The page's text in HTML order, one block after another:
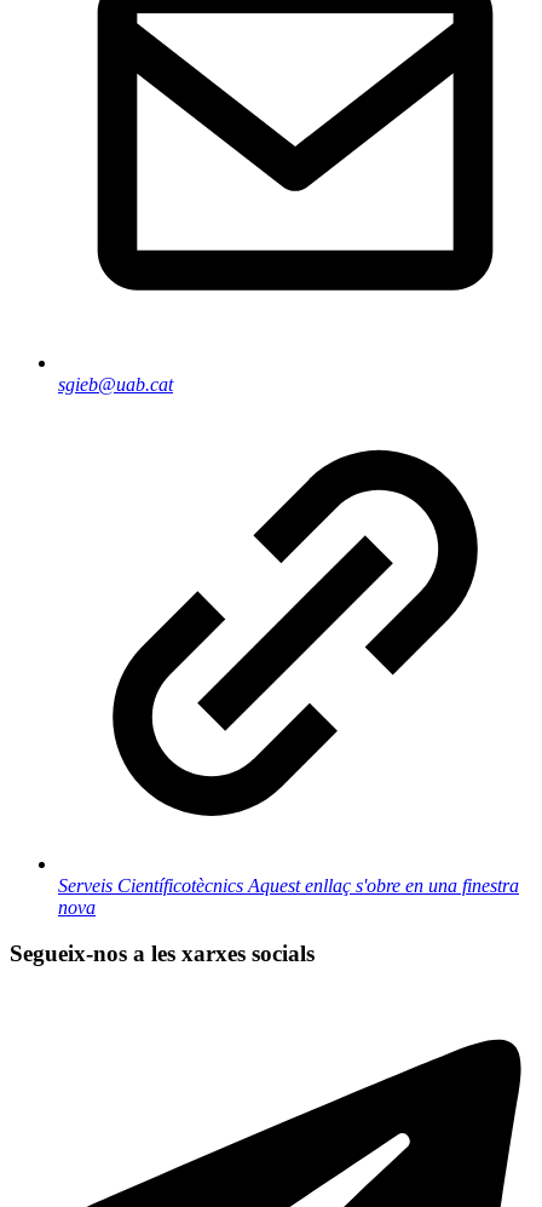
sgieb@uab.cat
Serveis Científicotècnics Aquest enllaç s'obre en una finestra
nova
Segueix-nos a les xarxes socials